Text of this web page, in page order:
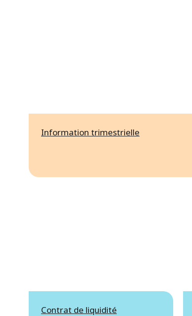
Information trimestrielle
Contrat de liquidité